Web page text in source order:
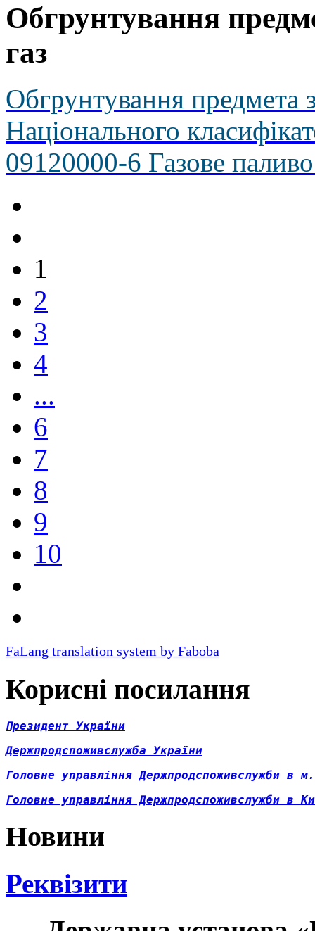
Обгрунтування
газ
Обгрунтування предмета
Національного
09120000-6 Газове
1
2
3
4
...
6
7
8
9
10
FaLang translation system by Faboba
Корисні посилання
Президент України
Держпродспоживслужба України
Головне управління Держпродспоживслужби в
Головне управління Держпродспоживслужби в
Новини
Реквізити